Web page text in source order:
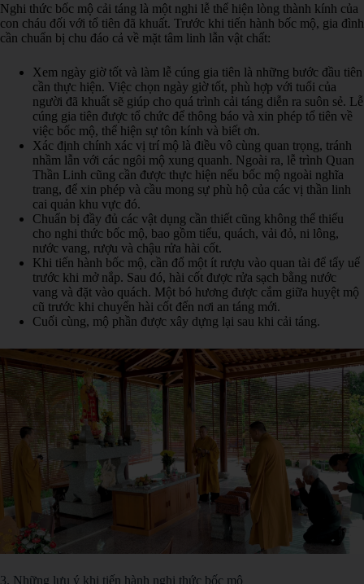
Nghi thức bốc mộ cải táng là một nghi lễ thể hiện lòng thành kính của
con cháu đối với tổ tiên đã khuất. Trước khi tiến hành bốc mộ, gia đình
cần chuẩn bị chu đáo cả về mặt tâm linh lẫn vật chất:
Xem ngày giờ tốt và làm lễ cúng gia tiên là những bước đầu tiên
cần thực hiện. Việc chọn ngày giờ tốt, phù hợp với tuổi của
người đã khuất sẽ giúp cho quá trình cải táng diễn ra suôn sẻ. Lễ
cúng gia tiên được tổ chức để thông báo và xin phép tổ tiên về
việc bốc mộ, thể hiện sự tôn kính và biết ơn.
Xác định chính xác vị trí mộ là điều vô cùng quan trọng, tránh
nhầm lẫn với các ngôi mộ xung quanh. Ngoài ra, lễ trình Quan
Thần Linh cũng cần được thực hiện nếu bốc mộ ngoài nghĩa
trang, để xin phép và cầu mong sự phù hộ của các vị thần linh
cai quản khu vực đó.
Chuẩn bị đầy đủ các vật dụng cần thiết cũng không thể thiếu
cho nghi thức bốc mộ, bao gồm tiểu, quách, vải đỏ, ni lông,
nước vang, rượu và chậu rửa hài cốt.
Khi tiến hành bốc mộ, cần đổ một ít rượu vào quan tài để tẩy uế
trước khi mở nắp. Sau đó, hài cốt được rửa sạch bằng nước
vang và đặt vào quách. Một bó hương được cắm giữa huyệt mộ
cũ trước khi chuyển hài cốt đến nơi an táng mới.
Cuối cùng, mộ phần được xây dựng lại sau khi cải táng.
3. Những lưu ý khi tiến hành nghi thức bốc mộ